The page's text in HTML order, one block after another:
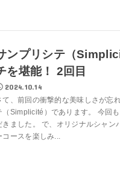
ンプリシテ（
を堪能！ 2回目
2024.10.14
て、前回の衝撃的な美味しさが忘
（Simplicité）であります。 今回
きました。 で、オリジナルシャン
コースを楽しみ...